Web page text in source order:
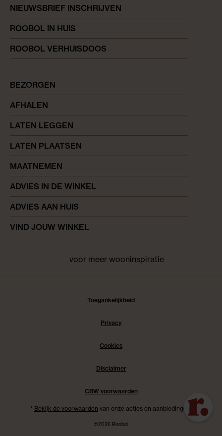
NIEUWSBRIEF INSCHRIJVEN
ROOBOL IN HUIS
ROOBOL VERHUISDOOS
BEZORGEN
AFHALEN
LATEN LEGGEN
LATEN PLAATSEN
MAATNEMEN
ADVIES IN DE WINKEL
ADVIES AAN HUIS
VIND JOUW WINKEL
voor meer wooninspiratie
Toegankelijkheid
Privacy
Cookies
Disclaimer
CBW voorwaarden
* Bekijk de voorwaarden van onze acties en aanbiedingen.
©2026 Roobol